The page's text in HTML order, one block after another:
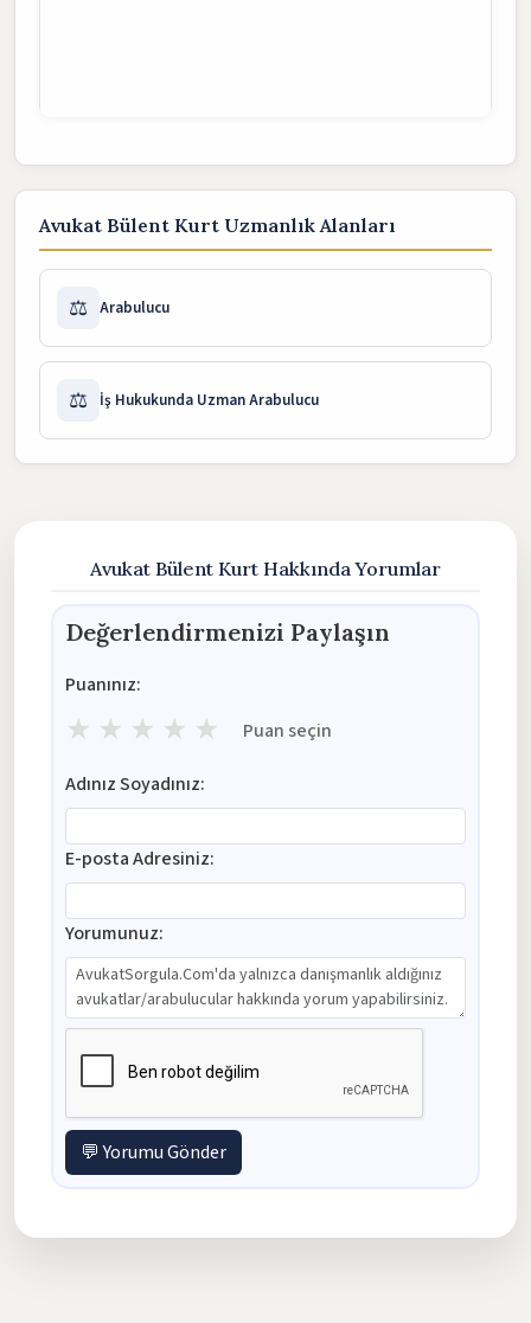
Avukat Bülent Kurt Uzmanlık Alanları
⚖️ Arabulucu
⚖️ İş Hukukunda Uzman Arabulucu
Avukat Bülent Kurt Hakkında Yorumlar
Değerlendirmenizi Paylaşın
Puanınız:
★ ★ ★ ★ ★ Puan seçin
Adınız Soyadınız:
E-posta Adresiniz:
Yorumunuz:
💬 Yorumu Gönder